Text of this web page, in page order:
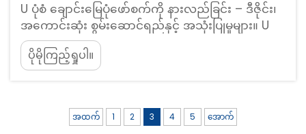
U ပုံစံ ချောင်းမြေပုံဖော်စက်ကို နားလည်ခြင်း – ဒီဇိုင်း၊
အကောင်းဆုံး စွမ်းဆောင်ရည်နှင့် အသုံးပြုမှုများ။ U
ပုံစံ ချောင်းမြေပုံဖော်စက်များသည် ရေစီးဆင်းမှုကို ပိုမို
ကောင်းမွန်စေရန် ရှည်လျားပြီး ချောမွေ့သော ချောင်း
များကို ထုတ်လုပ်ပေးပါသည်။...
ပိုမိုကြည့်ရှုပါ။
အထက် 1 2 3 4 5 အောက်